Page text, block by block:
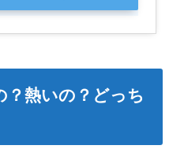
？熱いの？どっち